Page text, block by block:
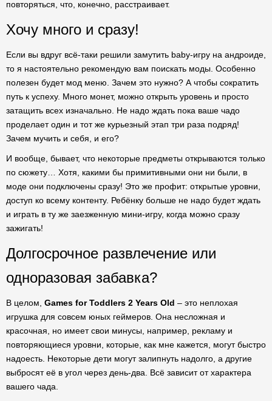
повторяться, что, конечно, расстраивает.
Хочу много и сразу!
Если вы вдруг всё-таки решили замутить baby-игру на андроиде,
то я настоятельно рекомендую вам поискать моды. Особенно
полезен будет мод меню. Зачем это нужно? А чтобы сократить
путь к успеху. Много монет, можно открыть уровень и просто
затащить всех изначально. Не надо ждать пока ваше чадо
проделает один и тот же курьезный этап три раза подряд!
Зачем мучить и себя, и его?
И вообще, бывает, что некоторые предметы открываются только
по сюжету… Хотя, какими бы примитивными они ни были, в
моде они подключены сразу! Это же профит: открытые уровни,
доступ ко всему контенту. Ребёнку больше не надо будет ждать
и играть в ту же заезженную мини-игру, когда можно сразу
зажигать!
Долгосрочное развлечение или
одноразовая забавка?
В целом, Games for Toddlers 2 Years Old – это неплохая
игрушка для совсем юных геймеров. Она несложная и
красочная, но имеет свои минусы, например, рекламу и
повторяющиеся уровни, которые, как мне кажется, могут быстро
надоесть. Некоторые дети могут залипнуть надолго, а другие
выбросят её в угол через день-два. Всё зависит от характера
вашего чада.